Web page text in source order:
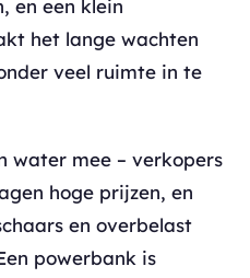
en een klein
het lange wachten
veel ruimte in te
water mee – verkopers
hoge prijzen, en
en overbelast
powerbank is